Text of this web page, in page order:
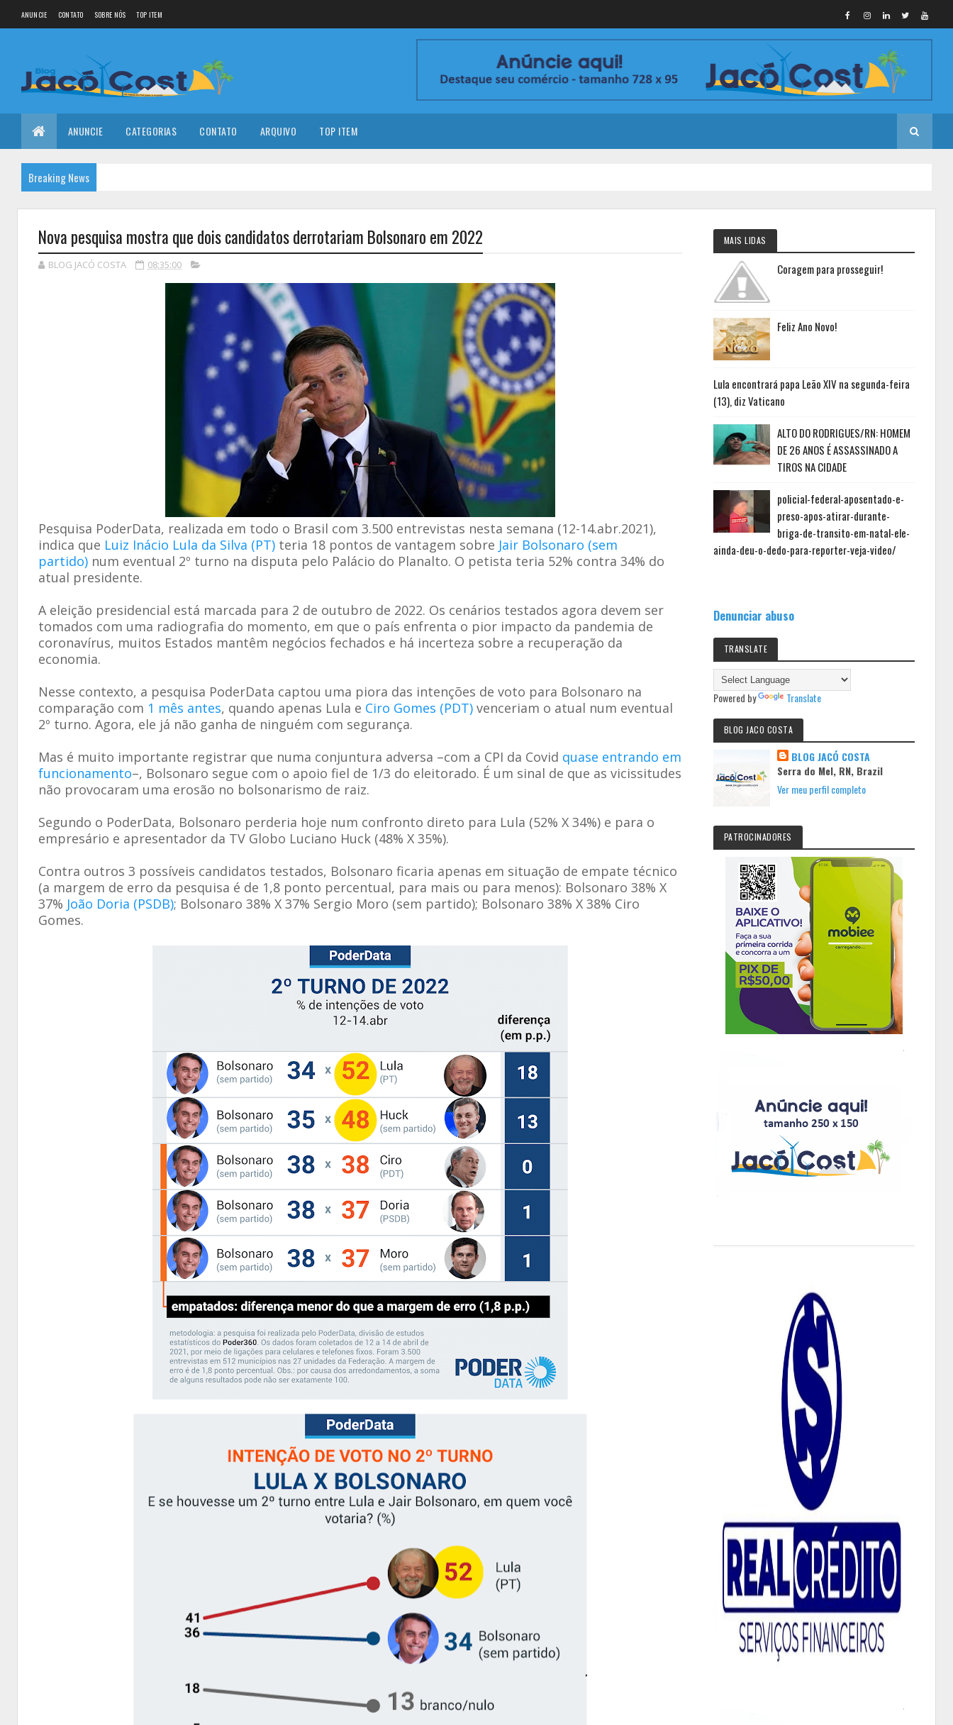
ANUNCIE CONTATO SOBRE NÓS TOP ITEM
ANUNCIE CATEGORIAS CONTATO ARQUIVO TOP ITEM
Breaking News
Nova pesquisa mostra que dois candidatos derrotariam Bolsonaro em 2022
BLOG JACÓ COSTA 08:35:00
Pesquisa PoderData, realizada em todo o Brasil com 3.500 entrevistas nesta semana (12-14.abr.2021),
indica que Luiz Inácio Lula da Silva (PT) teria 18 pontos de vantagem sobre Jair Bolsonaro (sem
partido) num eventual 2º turno na disputa pelo Palácio do Planalto. O petista teria 52% contra 34% do
atual presidente.
A eleição presidencial está marcada para 2 de outubro de 2022. Os cenários testados agora devem ser
tomados com uma radiografia do momento, em que o país enfrenta o pior impacto da pandemia de
coronavírus, muitos Estados mantêm negócios fechados e há incerteza sobre a recuperação da
economia.
Nesse contexto, a pesquisa PoderData captou uma piora das intenções de voto para Bolsonaro na
comparação com 1 mês antes, quando apenas Lula e Ciro Gomes (PDT) venceriam o atual num eventual
2º turno. Agora, ele já não ganha de ninguém com segurança.
Mas é muito importante registrar que numa conjuntura adversa –com a CPI da Covid quase entrando em
funcionamento–, Bolsonaro segue com o apoio fiel de 1/3 do eleitorado. É um sinal de que as vicissitudes
não provocaram uma erosão no bolsonarismo de raiz.
Segundo o PoderData, Bolsonaro perderia hoje num confronto direto para Lula (52% X 34%) e para o
empresário e apresentador da TV Globo Luciano Huck (48% X 35%).
Contra outros 3 possíveis candidatos testados, Bolsonaro ficaria apenas em situação de empate técnico
(a margem de erro da pesquisa é de 1,8 ponto percentual, para mais ou para menos): Bolsonaro 38% X
37% João Doria (PSDB); Bolsonaro 38% X 37% Sergio Moro (sem partido); Bolsonaro 38% X 38% Ciro
Gomes.
MAIS LIDAS
Coragem para prosseguir!
Feliz Ano Novo!
Lula encontrará papa Leão XIV na segunda-feira
(13), diz Vaticano
ALTO DO RODRIGUES/RN: HOMEM
DE 26 ANOS É ASSASSINADO A
TIROS NA CIDADE
policial-federal-aposentado-e-
preso-apos-atirar-durante-
briga-de-transito-em-natal-ele-
ainda-deu-o-dedo-para-reporter-veja-video/
Denunciar abuso
TRANSLATE
Powered by Translate
BLOG JACO COSTA
BLOG JACÓ COSTA
Serra do Mel, RN, Brazil
Ver meu perfil completo
PATROCINADORES